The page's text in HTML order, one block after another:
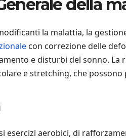
della
la malattia, la
con correzione delle
e disturbi del sonno. La
e stretching, che possono
esercizi aerobici, di